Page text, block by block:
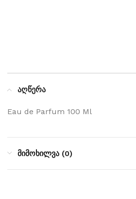
აღწერა
Eau de Parfum 100 Ml
მიმოხილვა (0)